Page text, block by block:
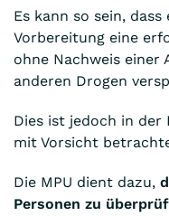
Es kann so sein,
Vorbereitung eine
ohne Nachweis einer
anderen Drogen
Dies ist jedoch in der
mit Vorsicht
Die MPU dient dazu,
Personen zu